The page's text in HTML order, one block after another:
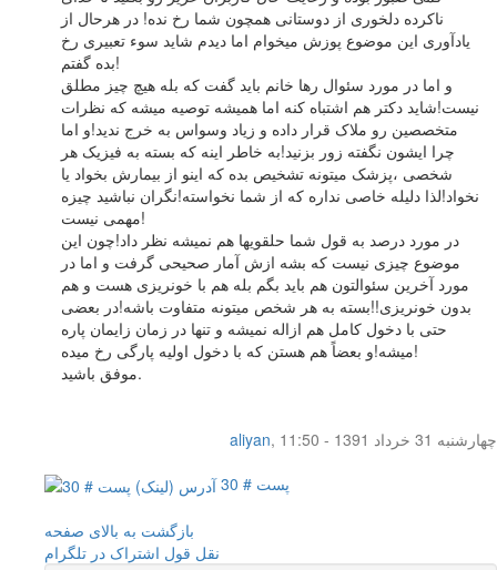
ناکرده دلخوری از دوستانی همچون شما رخ نده! در هرحال از
یادآوری این موضوع پوزش میخوام اما دیدم شاید سوء تعبیری رخ
بده گفتم!
و اما در مورد سئوال رها خانم باید گفت که بله هیچ چیز مطلق
نیست!شاید دکتر هم اشتباه کنه اما همیشه توصیه میشه که نظرات
متخصصین رو ملاک قرار داده و زیاد وسواس به خرج ندید!و اما
چرا ایشون نگفته زور بزنید!به خاطر اینه که بسته به فیزیک هر
شخصی ،پزشک میتونه تشخیص بده که اینو از بیمارش بخواد یا
نخواد!لذا دلیله خاصی نداره که از شما نخواسته!نگران نباشید چیزه
مهمی نیست!
در مورد درصد به قول شما حلقویها هم نمیشه نظر داد!چون این
موضوع چیزی نیست که بشه ازش آمار صحیحی گرفت و اما در
مورد آخرین سئوالتون هم باید بگم بله هم با خونریزی هست و هم
بدون خونریزی!!بسته به هر شخص میتونه متفاوت باشه!در بعضی
حتی با دخول کامل هم ازاله نمیشه و تنها در زمان زایمان پاره
میشه!و بعضاً هم هستن که با دخول اولیه پارگی رخ میده!
موفق باشید.
aliyan,
چهار‌شنبه 31 خرداد 1391 - 11:50
پست # 30
بازگشت به بالای صفحه
نقل قول اشتراک در تلگرام